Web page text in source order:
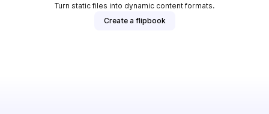
Turn static files into dynamic content formats.
Create a flipbook